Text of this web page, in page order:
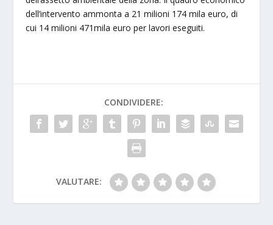
dell’intervento ammonta a 21 milioni 174 mila euro, di
cui 14 milioni 471mila euro per lavori eseguiti.
CONDIVIDERE:
VALUTARE: